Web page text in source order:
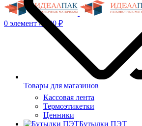
0 элемент / 0.00 ₽
Товары для магазинов
Кассовая лента
Термоэтикетки
Ценники
Бутылки ПЭТ